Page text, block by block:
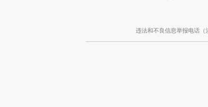
违法和不良信息举报电话